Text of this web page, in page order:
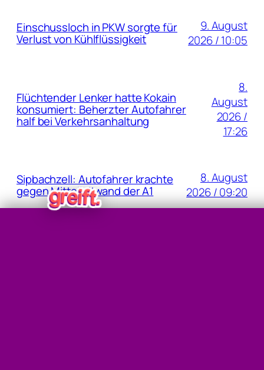
Einschussloch in PKW sorgte für
Verlust von Kühlflüssigkeit
9. August
2026 / 10:05
Flüchtender Lenker hatte Kokain
konsumiert: Beherzter Autofahrer
half bei Verkehrsanhaltung
8.
August
2026 /
17:26
Sipbachzell: Autofahrer krachte
gegen Mittelleitwand der A1
8. August
2026 / 09:20